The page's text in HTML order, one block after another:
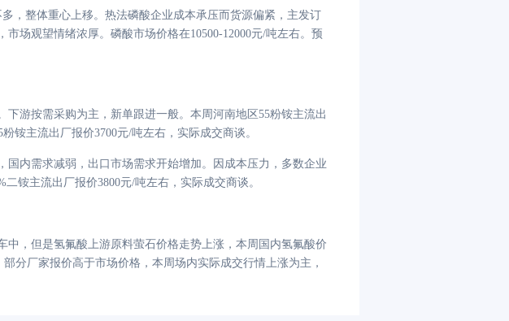
，整体重心上移。热法磷酸企业成本承压而货源偏紧，主发订
场观望情绪浓厚。磷酸市场价格在10500-12000元/吨左右。预
游按需采购为主，新单跟进一般。本周河南地区55粉铵主流出
铵主流出厂报价3700元/吨左右，实际成交商谈。
内需求减弱，出口市场需求开始增加。因成本压力，多数企业
二铵主流出厂报价3800元/吨左右，实际成交商谈。
，但是氢氟酸上游原料萤石价格走势上涨， 本周国内氢氟酸价
部分厂家报价高于市场价格，本周场内实际成交行情上涨为主，